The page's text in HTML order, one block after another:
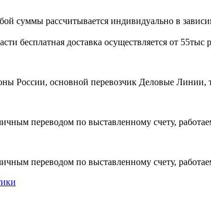
суммы рассчитывается индивидуально в
бесплатная доставка осуществляется от 55тыс
России, основной перевозчик Деловые
переводом по выставленному счету,
переводом по выставленному счету,